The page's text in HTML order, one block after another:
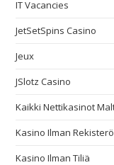
IT Vacancies
JetSetSpins Casino
Jeux
JSlotz Casino
Kaikki Nettikasinot
Kasino Ilman
Kasino Ilman Tiliä